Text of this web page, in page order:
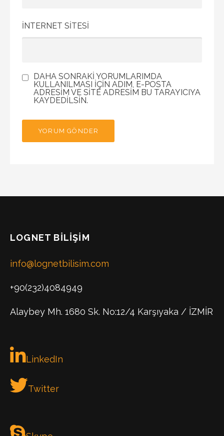
İNTERNET SITESI
DAHA SONRAKI YORUMLARIMDA
KULLANILMASI IÇIN ADIM, E-POSTA
ADRESIM VE SITE ADRESIM BU TARAYICIYA
KAYDEDILSIN.
LOGNET BILIŞIM
info@lognetbilisim.com
+90(232)4084949
Alaybey Mh. 1680 Sk. No:12/4 Karşıyaka / İZMİR
LinkedIn
Twitter